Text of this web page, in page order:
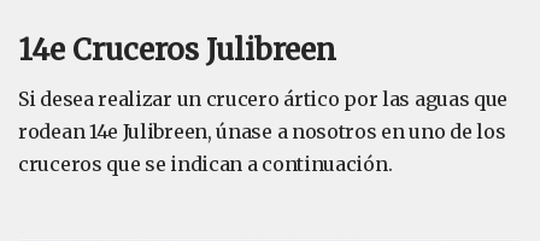
14e Cruceros Julibreen
Si desea realizar un crucero ártico por las aguas que
rodean 14e Julibreen, únase a nosotros en uno de los
cruceros que se indican a continuación.